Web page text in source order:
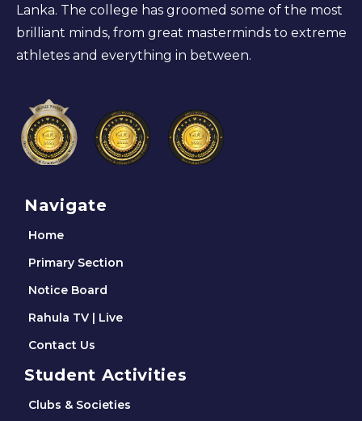
Lanka. The college has groomed some of the most
brilliant minds, from great masterminds to extreme
athletes and everything in between.
Navigate
Home
Primary Section
Notice Board
Rahula TV | Live
Contact Us
Student Activities
Clubs & Societies